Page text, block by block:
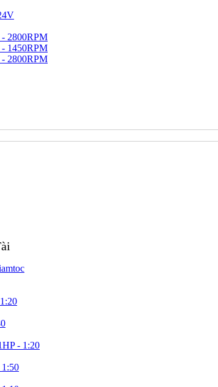
2800RPM
1450RPM
2800RPM
- 1:20